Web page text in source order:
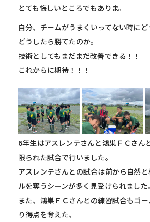
とても悔しいところでもありま。
自分、チームがうまくいってない時にど
どうしたら勝てたのか。
技術としてもまだまだ改善できる！！
これからに期待！！！
6年生はアスレンテさんと鴻巣ＦＣさん
限られた試合で行いました。
アスレンテさんとの試合は前から自然
ルを奪うシーンが多く見受けられました。
また、鴻巣ＦＣさんとの練習試合もゴ
り得点を奪えた、